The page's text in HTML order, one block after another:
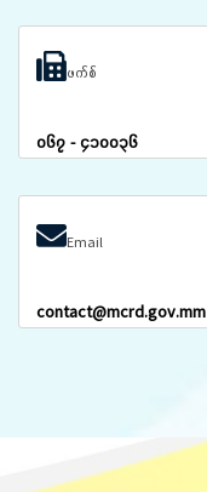
ဖက်စ်
၀၆၇ - ၄၁၀၀၃၆
Email
contact@mcrd.gov.mm